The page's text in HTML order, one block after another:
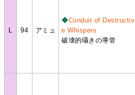
94 アミュ
◆Conduit of Destructiv
e Whispers
破壊的囁きの導管